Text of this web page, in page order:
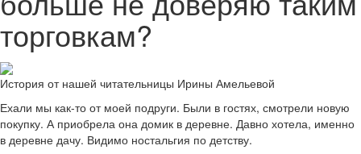
торговкам?
История от нашей читательницы Ирины Амельевой
Ехали мы как-то от моей подруги. Были в гостях, смотрели новую
покупку. А приобрела она домик в деревне. Давно хотела, именно
в деревне дачу. Видимо ностальгия по детству.